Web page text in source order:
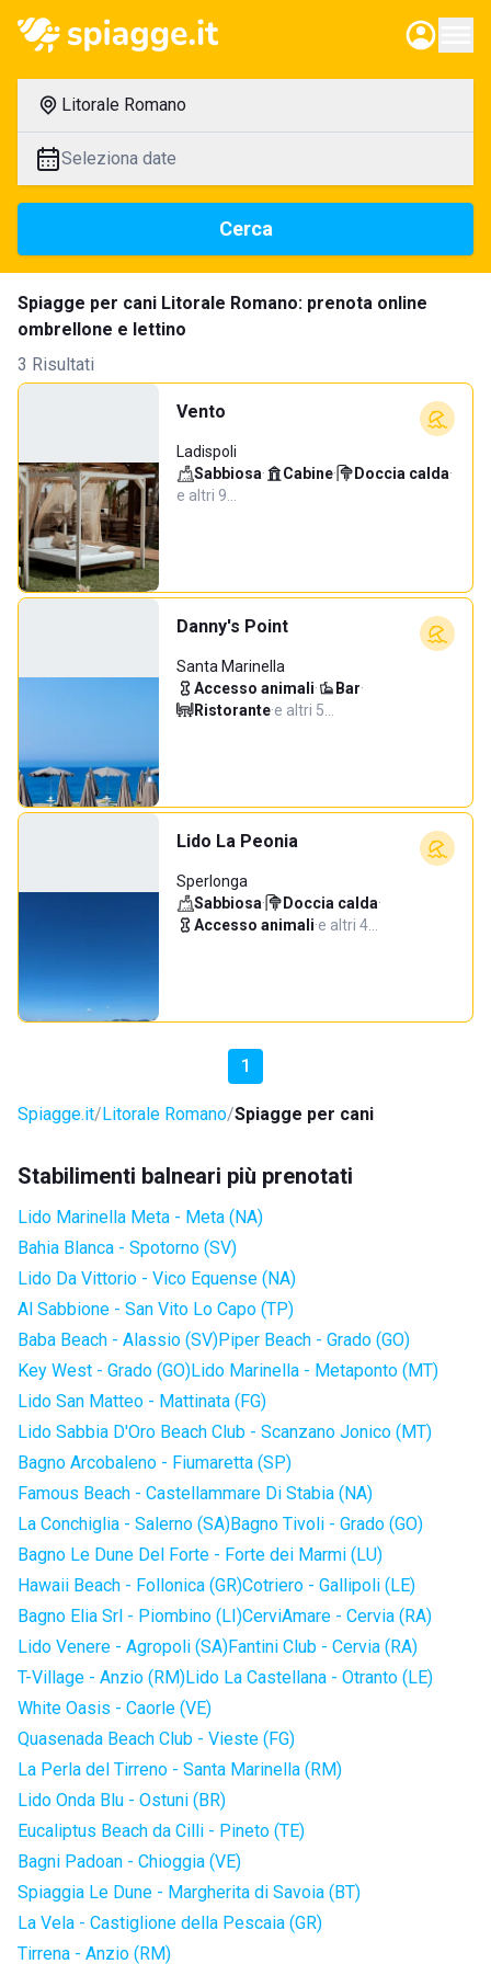
Litorale Romano
Seleziona date
Cerca
Spiagge per cani Litorale Romano: prenota online
ombrellone e lettino
3 Risultati
Vento
Ladispoli
Sabbiosa· Cabine· Doccia calda·
e altri 9…
Danny's Point
Santa Marinella
Accesso animali· Bar·
Ristorante·e altri 5…
Lido La Peonia
Sperlonga
Sabbiosa· Doccia calda·
Accesso animali·e altri 4…
1
Spiagge.it Litorale Romano Spiagge per cani
Stabilimenti balneari più prenotati
Lido Marinella Meta - Meta (NA)
Bahia Blanca - Spotorno (SV)
Lido Da Vittorio - Vico Equense (NA)
Al Sabbione - San Vito Lo Capo (TP)
Baba Beach - Alassio (SV)Piper Beach - Grado (GO)
Key West - Grado (GO)Lido Marinella - Metaponto (MT)
Lido San Matteo - Mattinata (FG)
Lido Sabbia D'Oro Beach Club - Scanzano Jonico (MT)
Bagno Arcobaleno - Fiumaretta (SP)
Famous Beach - Castellammare Di Stabia (NA)
La Conchiglia - Salerno (SA)Bagno Tivoli - Grado (GO)
Bagno Le Dune Del Forte - Forte dei Marmi (LU)
Hawaii Beach - Follonica (GR)Cotriero - Gallipoli (LE)
Bagno Elia Srl - Piombino (LI)CerviAmare - Cervia (RA)
Lido Venere - Agropoli (SA)Fantini Club - Cervia (RA)
T-Village - Anzio (RM)Lido La Castellana - Otranto (LE)
White Oasis - Caorle (VE)
Quasenada Beach Club - Vieste (FG)
La Perla del Tirreno - Santa Marinella (RM)
Lido Onda Blu - Ostuni (BR)
Eucaliptus Beach da Cilli - Pineto (TE)
Bagni Padoan - Chioggia (VE)
Spiaggia Le Dune - Margherita di Savoia (BT)
La Vela - Castiglione della Pescaia (GR)
Tirrena - Anzio (RM)